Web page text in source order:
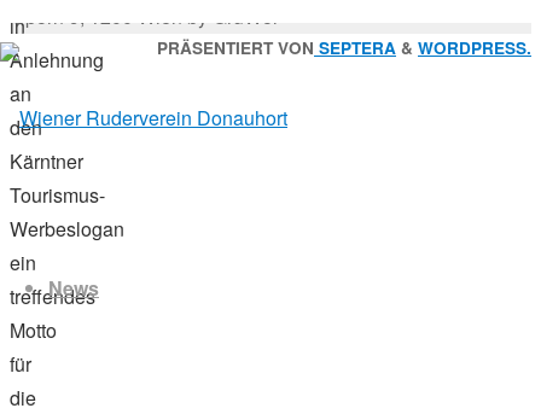
Zum
Inhalt
springenNews
in
Anlehnung
an
den
Kärntner
Tourismus-
Werbeslogan
ein
treffendes
Motto
für
die
Sporn 9, 1200 Wien by GruWol
PRÄSENTIERT VON SEPTERA & WORDPRESS.
Zurück
oben